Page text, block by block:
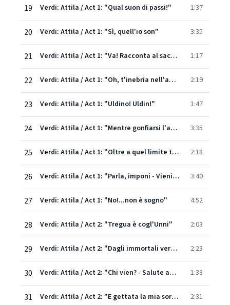
19 Verdi: Attila / Act 1: "Qual suon di passi!" 1:37
20 Verdi: Attila / Act 1: "Sì, quell'io son" 3:35
21 Verdi: Attila / Act 1: "Va! Racconta al sacrilego" 1:17
22 Verdi: Attila / Act 1: "Oh, t'inebria nell'amplesso" 2:19
23 Verdi: Attila / Act 1: "Uldino! Uldin!" 1:47
24 Verdi: Attila / Act 1: "Mentre gonfiarsi l'anima" 3:35
25 Verdi: Attila / Act 1: "Oltre a quel limite t'attendo" 2:18
26 Verdi: Attila / Act 1: "Parla, imponi - Vieni. Le menti visita" 3:40
27 Verdi: Attila / Act 1: "No!...non è sogno" 4:52
28 Verdi: Attila / Act 2: "Tregua è cogl'Unni" 2:03
29 Verdi: Attila / Act 2: "Dagli immortali vertici" 2:23
30 Verdi: Attila / Act 2: "Chi vien? - Salute ad Ezio" 1:38
31 Verdi: Attila / Act 2: "E gettata la mia sorte" 2:31